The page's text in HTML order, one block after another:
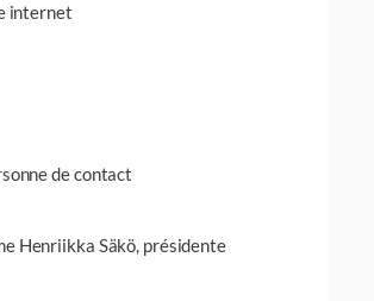
internet
de contact
Henriikka Säkö, présidente